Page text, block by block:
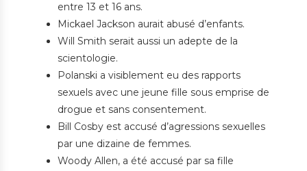
entre 13 et 16 ans.
Mickael Jackson aurait abusé d’enfants.
Will Smith serait aussi un adepte de la
scientologie.
Polanski a visiblement eu des rapports
sexuels avec une jeune fille sous emprise de
drogue et sans consentement.
Bill Cosby est accusé d’agressions sexuelles
par une dizaine de femmes.
Woody Allen, a été accusé par sa fille